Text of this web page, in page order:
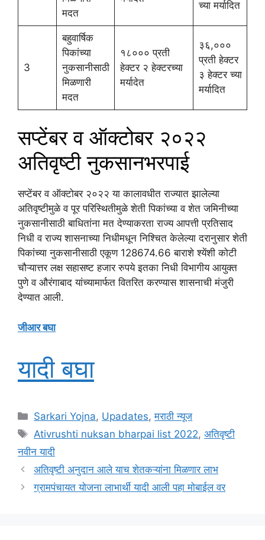
मदत
च्या मर्यादित
3
बहुवार्षिक
पिकांच्या
नुकसानीसाठी
मिळणारी
मदत
१८००० प्रती
हेक्टर २ हेक्टरच्या
मर्यादेत
३६,०००
प्रती हेक्टर
३ हेक्टर च्या
मर्यादित
सप्टेंबर व ऑक्टोबर २०२२
अतिवृष्टी नुकसानभरपाई
सप्टेंबर व ऑक्टोबर २०२२ या कालावधीत राज्यात झालेल्या
अतिवृष्टीमुळे व पूर परिस्थितीमुळे शेती पिकांच्या व शेत जमिनीच्या
नुकसानीसाठी बाधितांना मत देण्याकरता राज्य आपत्ती प्रतिसाद
निधी व राज्य शासनाच्या निधीमधून निश्चित केलेल्या दरानुसार शेती
पिकांच्या नुकसानीसाठी एकूण 128674.66 बाराशे श्येंशी कोटी
चौऱ्यात्तर लक्ष सहासष्ट हजार रुपये इतका निधी विभागीय आयुक्त
पुणे व औरंगाबाद यांच्यामार्फत वितरित करण्यास शासनाची मंजुरी
देण्यात आली.
जीआर बघा
यादी बघा
Categories
Sarkari Yojna, Upadates,मराठी न्यूज
Tags
Ativrushti nuksan bharpai list 2022,अतिवृष्टी
नवीन यादी
अतिवृष्टी अनुदान आले याच शेतकऱ्यांना मिळणार लाभ
ग्रामपंचायत योजना लाभार्थी यादी आली पहा मोबाईल वर